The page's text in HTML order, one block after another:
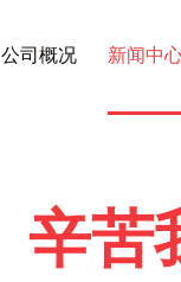
公司概况 新闻中
辛苦